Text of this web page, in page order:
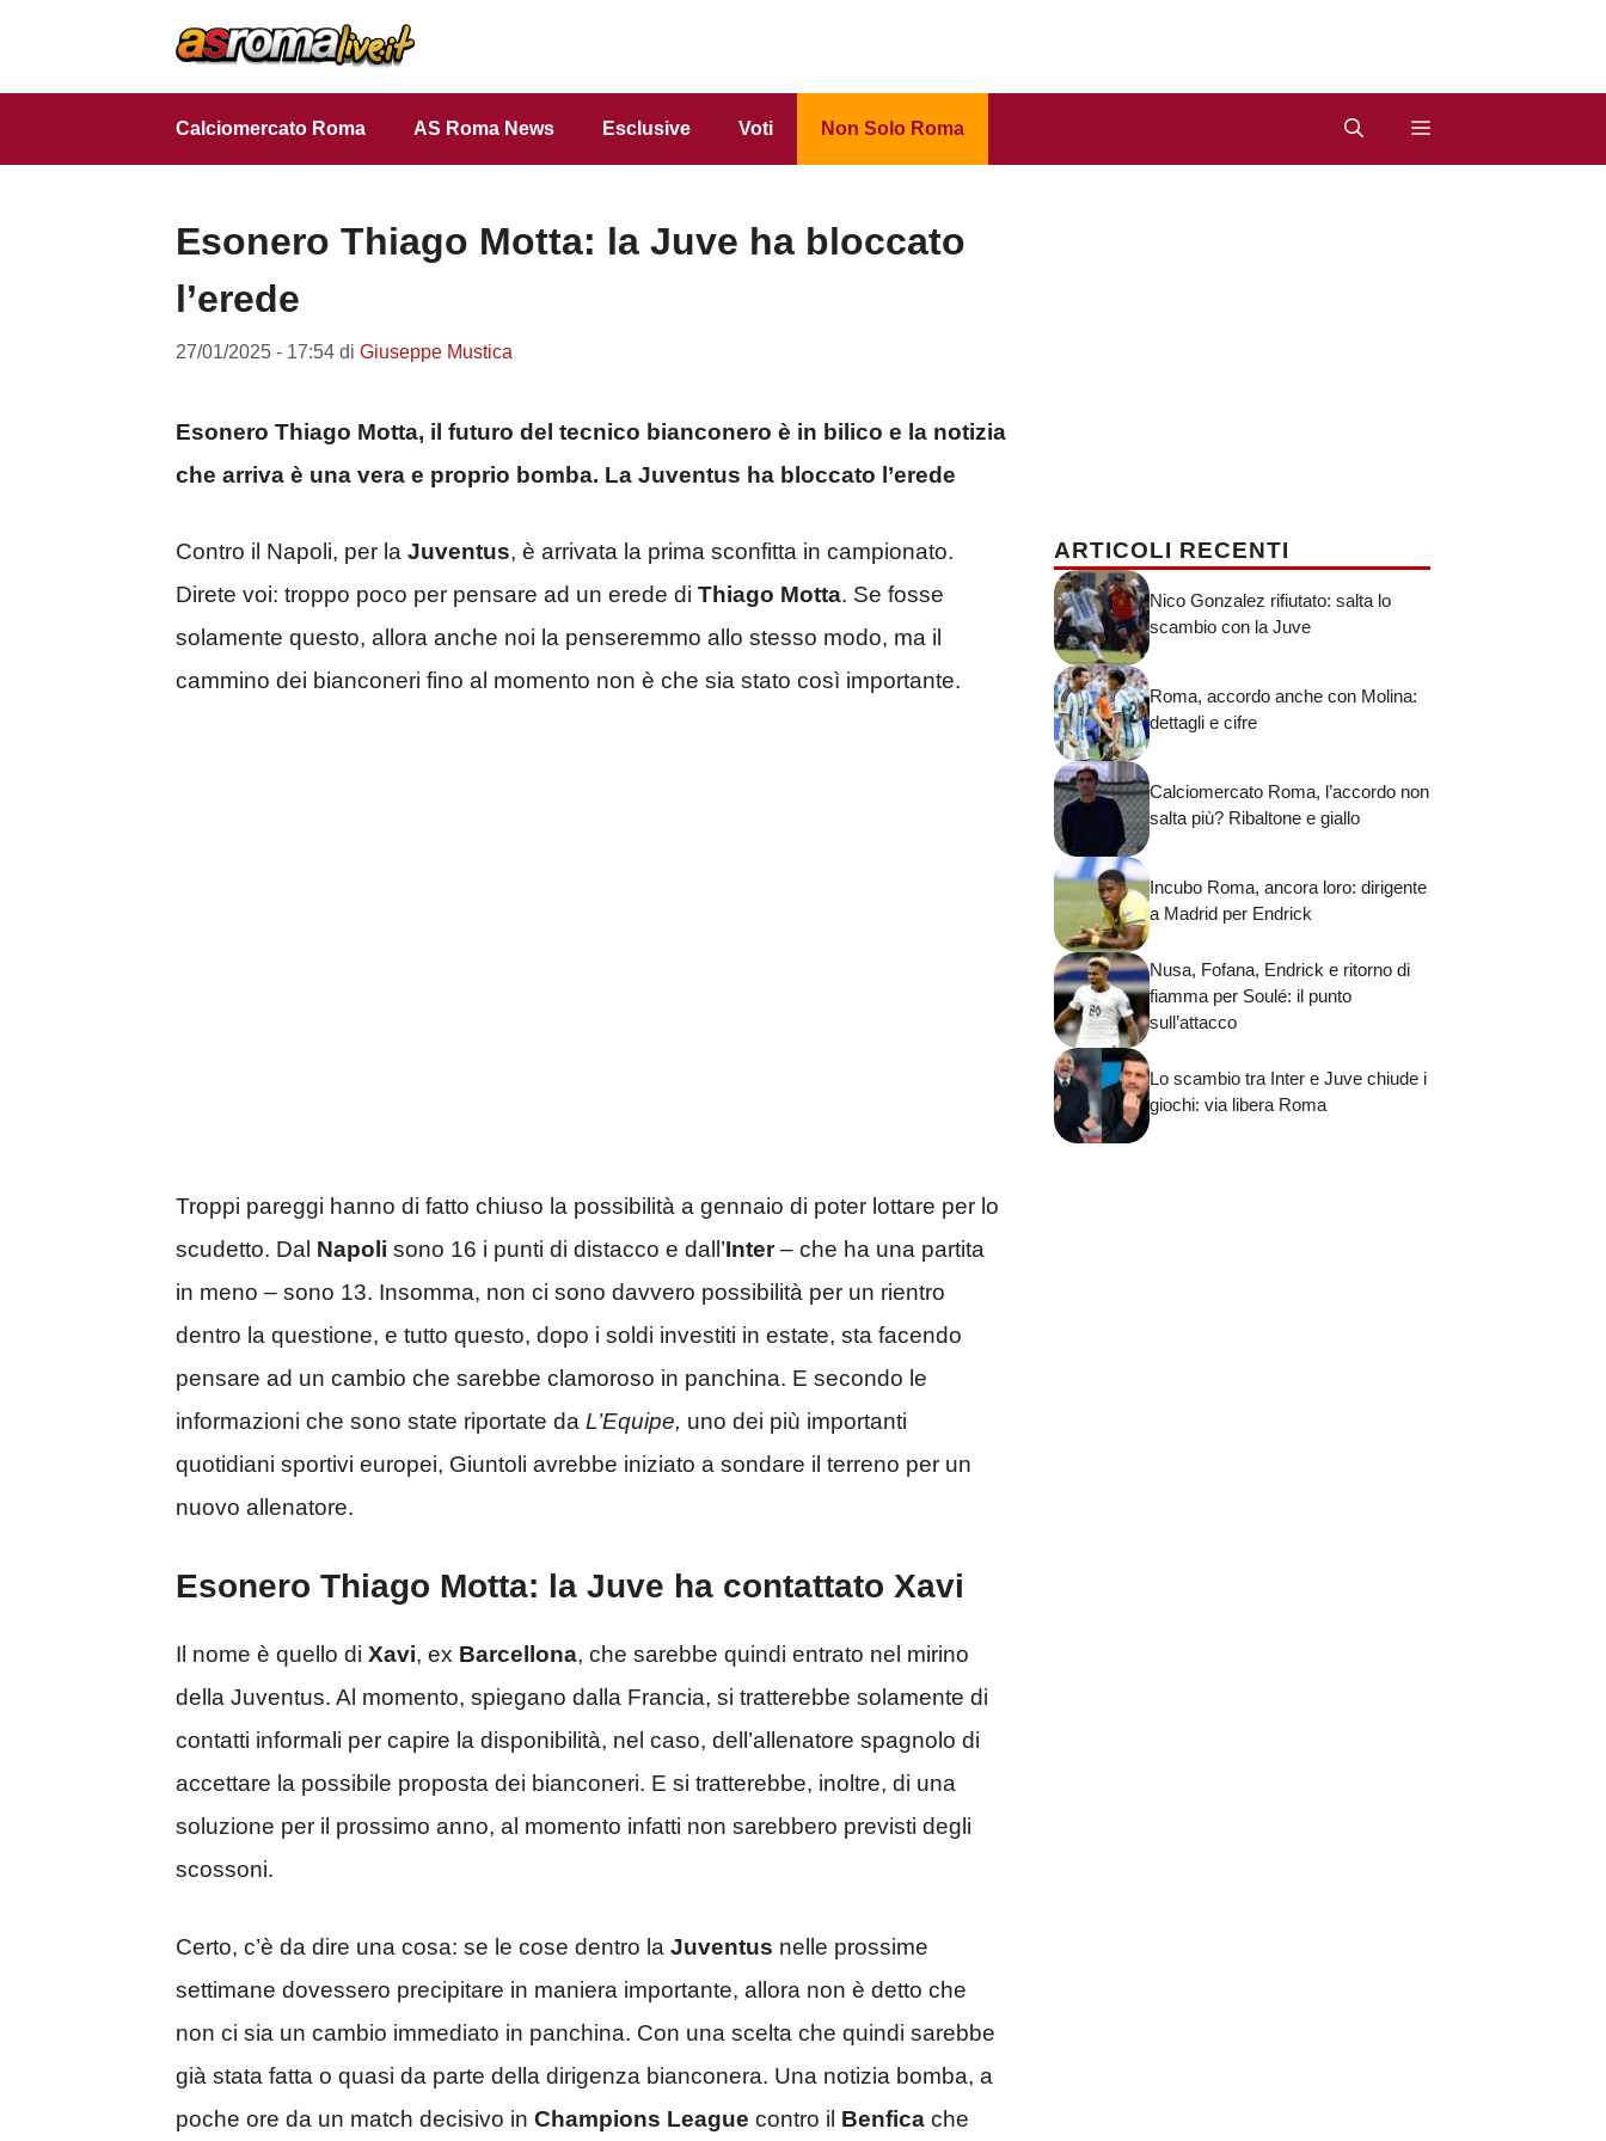
Calciomercato Roma AS Roma News Esclusive Voti Non Solo Roma
Esonero Thiago Motta: la Juve ha bloccato
l’erede
27/01/2025 - 17:54 di Giuseppe Mustica
Esonero Thiago Motta, il futuro del tecnico bianconero è in bilico e la notizia
che arriva è una vera e proprio bomba. La Juventus ha bloccato l’erede
Contro il Napoli, per la Juventus, è arrivata la prima sconfitta in campionato.
Direte voi: troppo poco per pensare ad un erede di Thiago Motta. Se fosse
solamente questo, allora anche noi la penseremmo allo stesso modo, ma il
cammino dei bianconeri fino al momento non è che sia stato così importante.
Troppi pareggi hanno di fatto chiuso la possibilità a gennaio di poter lottare per lo
scudetto. Dal Napoli sono 16 i punti di distacco e dall’Inter– che ha una partita
in meno – sono 13. Insomma, non ci sono davvero possibilità per un rientro
dentro la questione, e tutto questo, dopo i soldi investiti in estate, sta facendo
pensare ad un cambio che sarebbe clamoroso in panchina. E secondo le
informazioni che sono state riportate da L’Equipe, uno dei più importanti
quotidiani sportivi europei, Giuntoli avrebbe iniziato a sondare il terreno per un
nuovo allenatore.
Esonero Thiago Motta: la Juve ha contattato Xavi
Il nome è quello di Xavi, ex Barcellona, che sarebbe quindi entrato nel mirino
della Juventus. Al momento, spiegano dalla Francia, si tratterebbe solamente di
contatti informali per capire la disponibilità, nel caso, dell’allenatore spagnolo di
accettare la possibile proposta dei bianconeri. E si tratterebbe, inoltre, di una
soluzione per il prossimo anno, al momento infatti non sarebbero previsti degli
scossoni.
Certo, c’è da dire una cosa: se le cose dentro la Juventus nelle prossime
settimane dovessero precipitare in maniera importante, allora non è detto che
non ci sia un cambio immediato in panchina. Con una scelta che quindi sarebbe
già stata fatta o quasi da parte della dirigenza bianconera. Una notizia bomba, a
poche ore da un match decisivo in Champions League contro il Benfica che
ARTICOLI RECENTI
Nico Gonzalez rifiutato: salta lo
scambio con la Juve
Roma, accordo anche con Molina:
dettagli e cifre
Calciomercato Roma, l’accordo non
salta più? Ribaltone e giallo
Incubo Roma, ancora loro: dirigente
a Madrid per Endrick
Nusa, Fofana, Endrick e ritorno di
fiamma per Soulé: il punto
sull’attacco
Lo scambio tra Inter e Juve chiude i
giochi: via libera Roma